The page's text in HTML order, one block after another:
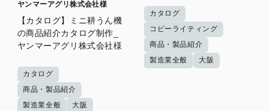
ヤンマーアグリ株式会社様
【カタログ】ミニ耕うん機
の商品紹介カタログ制作_
ヤンマーアグリ株式会社様
カタログ
商品・製品紹介
製造業全般
大阪
カタログ
コピーライティング
商品・製品紹介
製造業全般
大阪